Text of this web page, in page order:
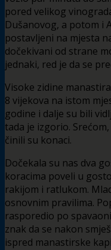
pored velikog
Dušanovog, a potom i
postavljeni na mjesta
dočekivani od strane
jednaki, red je da se
Visoke zidine
8 vijekova na istom
godine i dalje su bili
tada je izgorio.
činili su konaci.
Dočekala su nas dva
koracima poveli u
rakijom i ratlukom.
osnovnim pravilima.
rasporedio po
znak da se nakon
ispred manastirske